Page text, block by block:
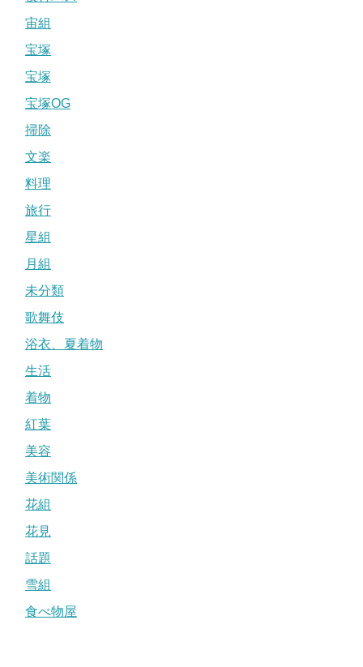
宙組
宝塚
宝塚
宝塚OG
掃除
文楽
料理
旅行
星組
月組
未分類
歌舞伎
浴衣、夏着物
生活
着物
紅葉
美容
美術関係
花組
花見
話題
雪組
食べ物屋